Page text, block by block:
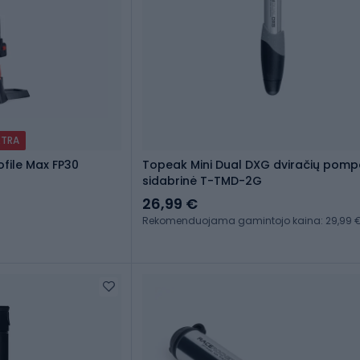
Max FP30
Topeak Mini Dual DXG dviračių
sidabrinė T-TMD-2G
26,99 €
Rekomenduojama gamintojo kaina: 29,99